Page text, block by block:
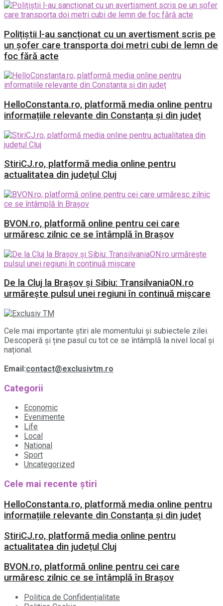
Polițiștii l-au sancționat cu un avertisment scris pe
un șofer care transporta doi metri cubi de lemn de
foc fără acte
HelloConstanta.ro, platformă media online pentru
informațiile relevante din Constanța și din județ
StiriCJ.ro, platformă media online pentru
actualitatea din județul Cluj
BVON.ro, platformă online pentru cei care
urmăresc zilnic ce se întâmplă în Brașov
De la Cluj la Brașov și Sibiu: TransilvaniaON.ro
urmărește pulsul unei regiuni în continuă mișcare
Cele mai importante știri ale momentului și subiectele zilei.
Descoperă și ține pasul cu tot ce se întâmplă la nivel local și
național.
Email:contact@exclusivtm.ro
Categorii
Economic
Evenimente
Life
Local
National
Sport
Uncategorized
Cele mai recente știri
HelloConstanta.ro, platformă media online pentru
informațiile relevante din Constanța și din județ
StiriCJ.ro, platformă media online pentru
actualitatea din județul Cluj
BVON.ro, platformă online pentru cei care
urmăresc zilnic ce se întâmplă în Brașov
Politica de Confidențialitate